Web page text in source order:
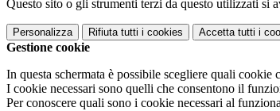
Questo sito o gli strumenti terzi da questo utilizzati si
Personalizza Rifiuta tutti i cookies Accetta tutti i
Gestione cookie
In questa schermata è possibile scegliere quali cookie
I cookie necessari sono quelli che consentono il
Per conoscere quali sono i cookie necessari al